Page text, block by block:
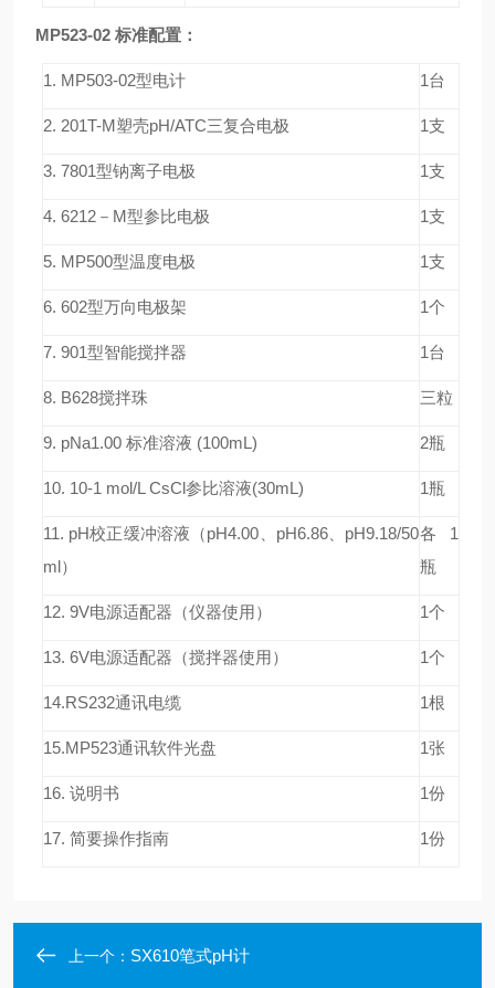
MP523-02 标准配置：
1. MP503-02型电计 1台
2. 201T-M塑壳pH/ATC三复合电极 1支
3. 7801型钠离子电极 1支
4. 6212－M型参比电极 1支
5. MP500型温度电极 1支
6. 602型万向电极架 1个
7. 901型智能搅拌器 1台
8. B628搅拌珠 三粒
9. pNa1.00 标准溶液 (100mL) 2瓶
10. 10-1 mol/L CsCl参比溶液(30mL) 1瓶
11. pH校正缓冲溶液（pH4.00、pH6.86、pH9.18/50
ml）
各1
瓶
12. 9V电源适配器（仪器使用） 1个
13. 6V电源适配器（搅拌器使用） 1个
14.RS232通讯电缆 1根
15.MP523通讯软件光盘 1张
16. 说明书 1份
17. 简要操作指南 1份
上一个： SX610笔式pH计